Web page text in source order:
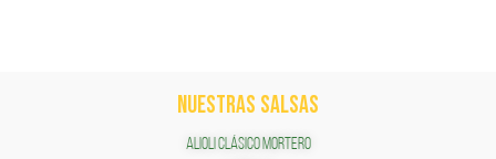
NUESTRAS SALSAS
ALIOLI CLÁSICO MORTERO